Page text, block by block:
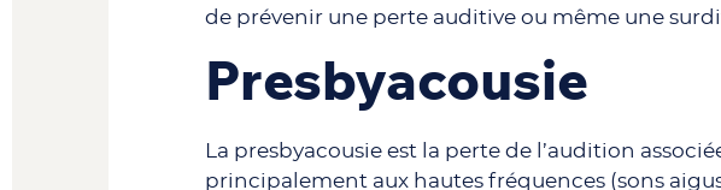
de prévenir une perte auditive ou même une
Presbyacousie
La presbyacousie est la perte de l’audition
principalement aux hautes fréquences (sons